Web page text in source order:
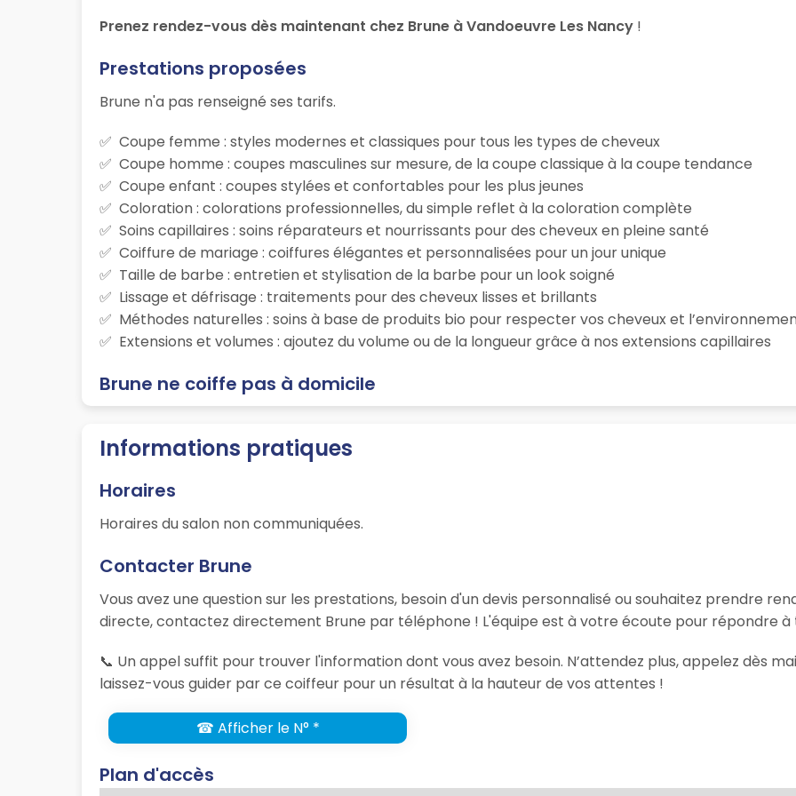
Prenez rendez-vous dès maintenant chez Brune à Vandoeuvre Les Nancy !
Prestations proposées
Brune n'a pas renseigné ses tarifs.
Coupe femme : styles modernes et classiques pour tous les types de cheveux
Coupe homme : coupes masculines sur mesure, de la coupe classique à la coupe tendance
Coupe enfant : coupes stylées et confortables pour les plus jeunes
Coloration : colorations professionnelles, du simple reflet à la coloration complète
Soins capillaires : soins réparateurs et nourrissants pour des cheveux en pleine santé
Coiffure de mariage : coiffures élégantes et personnalisées pour un jour unique
Taille de barbe : entretien et stylisation de la barbe pour un look soigné
Lissage et défrisage : traitements pour des cheveux lisses et brillants
Méthodes naturelles : soins à base de produits bio pour respecter vos cheveux et
Extensions et volumes : ajoutez du volume ou de la longueur grâce à nos extensions capillaires
Brune ne coiffe pas à domicile
Informations pratiques
Horaires
Horaires du salon non communiquées.
Contacter Brune
Vous avez une question sur les prestations, besoin d'un devis personnalisé ou souhaitez prendre
directe, contactez directement Brune par téléphone ! L'équipe est à votre écoute pour répondre à
📞 Un appel suffit pour trouver l'information dont vous avez besoin. N’attendez plus, appelez dès
laissez-vous guider par ce coiffeur pour un résultat à la hauteur de vos attentes !
☎ Afficher le N° *
Plan d'accès